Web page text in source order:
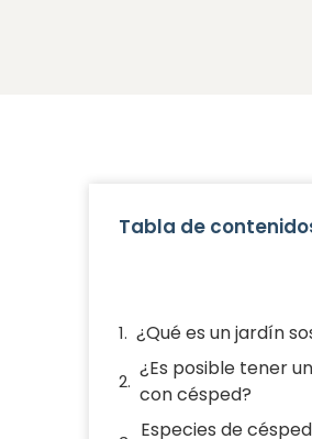
Tabla de
¿Qué es un jardín
¿Es posible tener
con césped?
Especies de